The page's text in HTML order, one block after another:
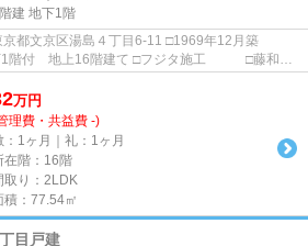
建 地下1階
湯島４丁目6-11 □1969年12月築
階建て □フジタ施工 □藤和不
万円
理費・共益費 -)
：1ヶ月｜礼：1ヶ月
在階：16階
取り：2LDK
積：77.54㎡
目戸建